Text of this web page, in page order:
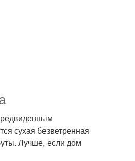
сухая безветренная
Лучше, если дом